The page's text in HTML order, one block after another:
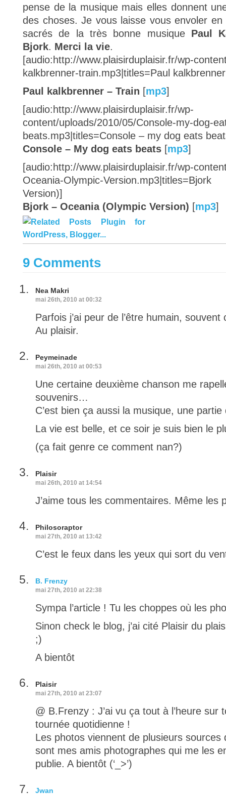
pense de la musique mais elles donnent
des choses. Je vous laisse vous envoler
sacrés de la très bonne musique Pau l
Bjork. Merci la vie.
[audio:http://www.plaisirduplaisir.fr/wp-
kalkbrenner-train.mp3|titles=Paul
Paul kalkbrenner – Train [mp3]
[audio:http://www.plaisirduplaisir.fr/wp-
content/uploads/2010/05/Console-my-dog-
beats.mp3|titles=Console – my dog eats
Console – My dog eats beats [mp3]
[audio:http://www.plaisirduplaisir.fr/wp-
Oceania-Olympic-
Version)]
Bjork – Oceania (Olympic Version) [mp3]
9 Comments
Nea Makri
mai 26th, 2010 at 00:32
Parfois j’ai peur de l’être humain, souvent
Au plaisir.
Peymeinade
mai 26th, 2010 at 00:53
Une certaine deuxième chanson me
souvenirs…
C’est bien ça aussi la musique, une
La vie est belle, et ce soir je suis bien le
(ça fait genre ce comment nan?)
Plaisir
mai 26th, 2010 at 14:54
J’aime tous les commentaires. Même les
Philosoraptor
mai 27th, 2010 at 13:42
C’est le feux dans les yeux qui sort du
B. Frenzy
mai 27th, 2010 at 22:38
Sympa l’article ! Tu les choppes où les
Sinon check le blog, j’ai cité Plaisir du
;)
A bientôt
Plaisir
mai 27th, 2010 at 23:07
@ B.Frenzy : J’ai vu ça tout à l’heure sur
tournée quotidienne !
Les photos viennent de plusieurs
sont mes amis photographes qui me les
publie. A bientôt (‘_>’)
Jwan